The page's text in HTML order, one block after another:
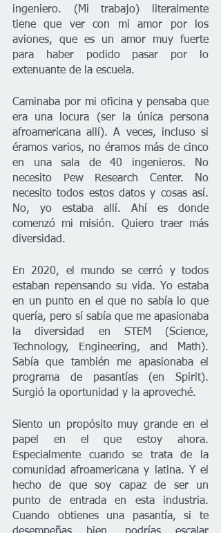
ingeniero. (Mi trabajo) literalmente
tiene que ver con mi amor por los
aviones, que es un amor muy fuerte
para haber podido pasar por lo
extenuante de la escuela.
Caminaba por mi oficina y pensaba que
era una locura (ser la única persona
afroamericana allí). A veces, incluso si
éramos varios, no éramos más de cinco
en una sala de 40 ingenieros. No
necesito Pew Research Center. No
necesito todos estos datos y cosas así.
No, yo estaba allí. Ahí es donde
comenzó mi misión. Quiero traer más
diversidad.
En 2020, el mundo se cerró y todos
estaban repensando su vida. Yo estaba
en un punto en el que no sabía lo que
quería, pero sí sabía que me apasionaba
la diversidad en STEM (Science,
Technology, Engineering, and Math).
Sabía que también me apasionaba el
programa de pasantías (en Spirit).
Surgió la oportunidad y la aproveché.
Siento un propósito muy grande en el
papel en el que estoy ahora.
Especialmente cuando se trata de la
comunidad afroamericana y latina. Y el
hecho de que soy capaz de ser un
punto de entrada en esta industria.
Cuando obtienes una pasantía, si te